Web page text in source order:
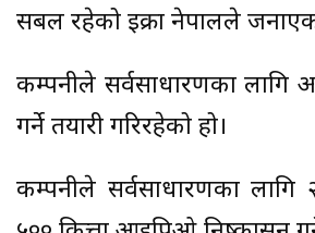
सबल रहेको इक्रा नेपालले
कम्पनीले सर्वसाधारणका लागि
गर्ने तयारी गरिरहेको हो।
कम्पनीले सर्वसाधारणका